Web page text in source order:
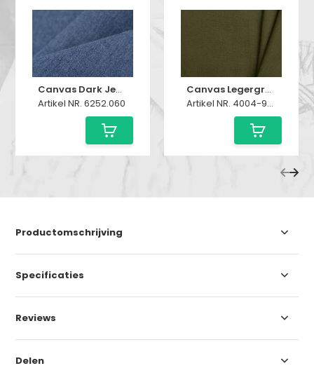
Canvas Dark Jeans Melange
Artikel NR. 6252.060
Canvas Legergroen
Artikel NR. 4004-9788215
Productomschrijving
Specificaties
Reviews
Delen